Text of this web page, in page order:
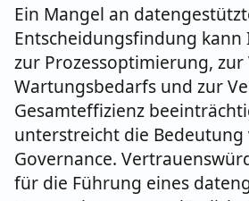
Ein Mangel an
Entscheidungsfindung kann
zur Prozessoptimierung, zur
Wartungsbedarfs und zur
Gesamteffizienz
unterstreicht die Bedeutung
Governance.
für die Führung eines